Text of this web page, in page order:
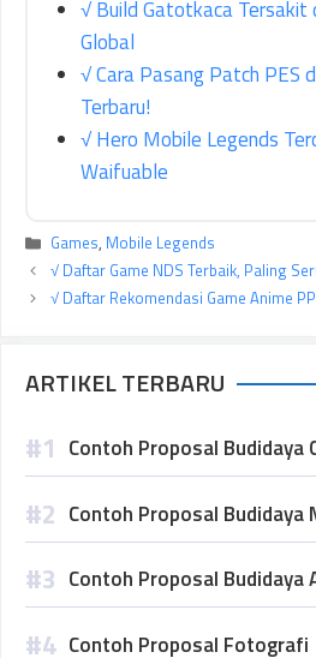
√ Build Gatotkaca Tersakit
Global
√ Cara Pasang Patch PES
Terbaru!
√ Hero Mobile Legends
Waifuable
Kategori
Games, Mobile Legends
√ Daftar Game NDS Terbaik, Paling
√ Daftar Rekomendasi Game Anime
ARTIKEL TERBARU
Contoh Proposal Budidaya
Contoh Proposal Budidaya
Contoh Proposal Budidaya
Contoh Proposal Fotografi